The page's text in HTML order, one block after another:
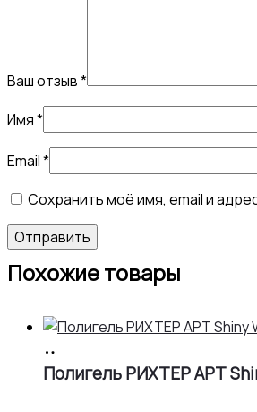
Ваш отзыв*
Имя*
Email*
Сохранить моё имя, email и
Похожие товары
корзину
Полигель РИХТЕР АРТ